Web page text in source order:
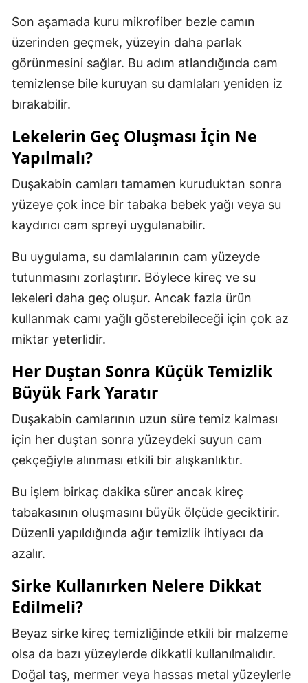
Son aşamada kuru mikrofiber bezle camın
üzerinden geçmek, yüzeyin daha parlak
görünmesini sağlar. Bu adım atlandığında cam
temizlense bile kuruyan su damlaları yeniden iz
bırakabilir.
Lekelerin Geç Oluşması İçin Ne
Yapılmalı?
Duşakabin camları tamamen kuruduktan sonra
yüzeye çok ince bir tabaka bebek yağı veya su
kaydırıcı cam spreyi uygulanabilir.
Bu uygulama, su damlalarının cam yüzeyde
tutunmasını zorlaştırır. Böylece kireç ve su
lekeleri daha geç oluşur. Ancak fazla ürün
kullanmak camı yağlı gösterebileceği için çok az
miktar yeterlidir.
Her Duştan Sonra Küçük Temizlik
Büyük Fark Yaratır
Duşakabin camlarının uzun süre temiz kalması
için her duştan sonra yüzeydeki suyun cam
çekçeğiyle alınması etkili bir alışkanlıktır.
Bu işlem birkaç dakika sürer ancak kireç
tabakasının oluşmasını büyük ölçüde geciktirir.
Düzenli yapıldığında ağır temizlik ihtiyacı da
azalır.
Sirke Kullanırken Nelere Dikkat
Edilmeli?
Beyaz sirke kireç temizliğinde etkili bir malzeme
olsa da bazı yüzeylerde dikkatli kullanılmalıdır.
Doğal taş, mermer veya hassas metal yüzeylerle